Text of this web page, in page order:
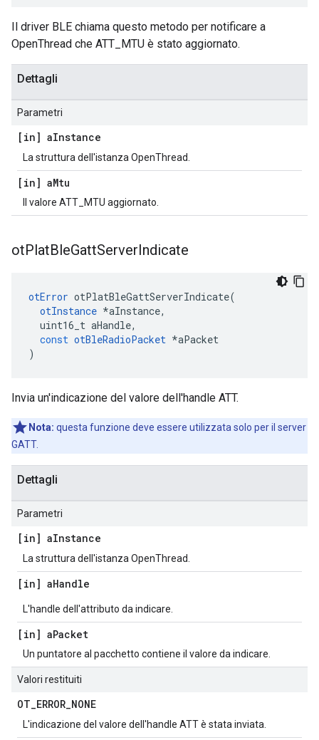
Il driver BLE chiama questo metodo per notificare a
OpenThread che ATT_MTU è stato aggiornato.
Dettagli
Parametri
[in] aInstance
La struttura dell'istanza OpenThread.
[in] aMtu
Il valore ATT_MTU aggiornato.
otPlatBleGattServerIndicate
otError otPlatBleGattServerIndicate(
otInstance *aInstance,
uint16_t aHandle,
const otBleRadioPacket *aPacket
)
Invia un'indicazione del valore dell'handle ATT.
Nota: questa funzione deve essere utilizzata solo per il server
GATT.
Dettagli
Parametri
[in] aInstance
La struttura dell'istanza OpenThread.
[in] aHandle
L'handle dell'attributo da indicare.
[in] aPacket
Un puntatore al pacchetto contiene il valore da indicare.
Valori restituiti
OT_ERROR_NONE
L'indicazione del valore dell'handle ATT è stata inviata.